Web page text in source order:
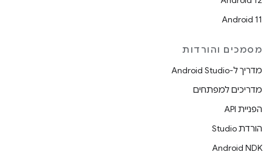
Android 11
מסמכים והורדות
מדריך ל-Android Studio
מדריכים למפתחים
הפניית API
הורדת Studio
Android NDK